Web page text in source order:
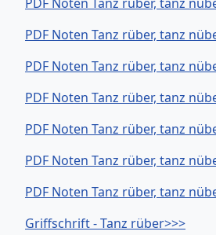
PDF Noten Tanz rüber, tanz
PDF Noten Tanz rüber, tanz
PDF Noten Tanz rüber, tanz
PDF Noten Tanz rüber, tanz
PDF Noten Tanz rüber, tanz
PDF Noten Tanz rüber, tanz
Griffschrift - Tanz rüber>>>